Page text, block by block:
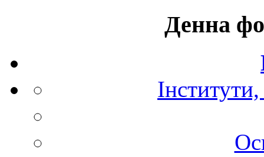
Денна